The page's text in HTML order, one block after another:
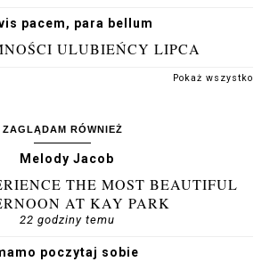
pacem, para bellum
ULUBIEŃCY LIPCA
Pokaż wszystko
ZAGLĄDAM RÓWNIEŻ
Melody Jacob
THE MOST BEAUTIFUL
AT KAY PARK
22 godziny temu
poczytaj sobie